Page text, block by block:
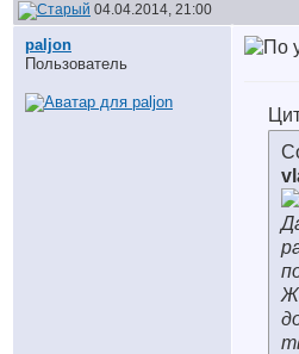
04.04.2014, 21:00
paljon
Пользователь